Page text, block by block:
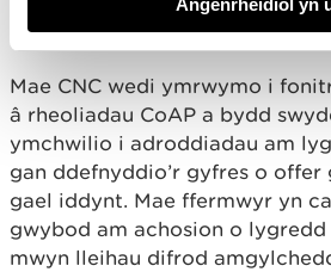
Angenrheidiol yn
Mae CNC wedi ymrwymo i
â rheoliadau CoAP a bydd
ymchwilio i adroddiadau am
gan ddefnyddio’r gyfres o
gael iddynt. Mae ffermwyr yn
gwybod am achosion o lygredd
mwyn lleihau difrod